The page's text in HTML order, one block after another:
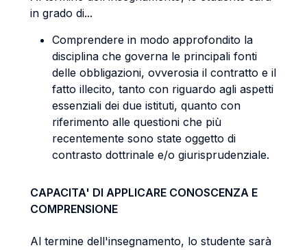
in grado di...
Comprendere in modo approfondito la
disciplina che governa le principali fonti
delle obbligazioni, ovverosia il contratto e il
fatto illecito, tanto con riguardo agli aspetti
essenziali dei due istituti, quanto con
riferimento alle questioni che più
recentemente sono state oggetto di
contrasto dottrinale e/o giurisprudenziale.
CAPACITA' DI APPLICARE CONOSCENZA E
COMPRENSIONE
Al termine dell'insegnamento, lo studente sarà